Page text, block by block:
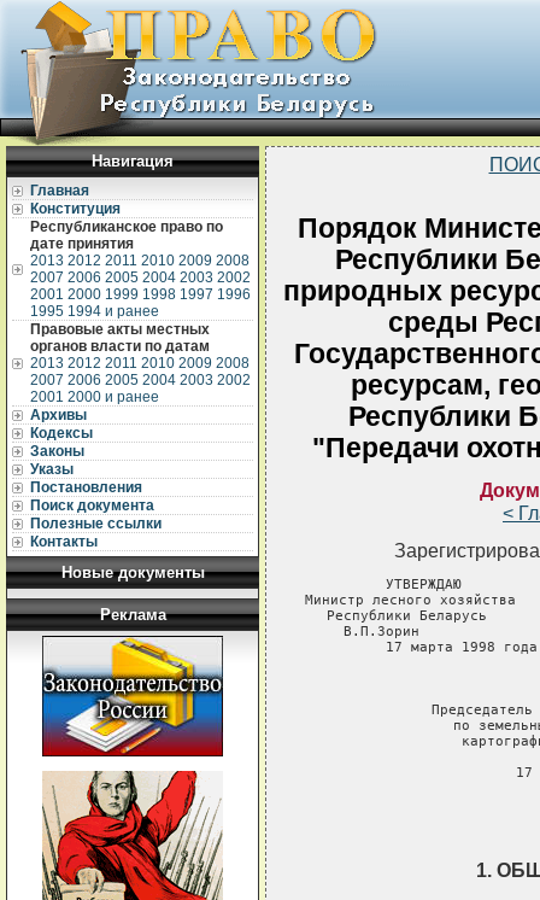
Навигация
Главная
Конституция
Республиканское право по
дате принятия
2013 2012 2011 2010 2009 2008
2007 2006 2005 2004 2003 2002
2001 2000 1999 1998 1997 1996
1995 1994 и ранее
Правовые акты местных
органов власти по датам
2013 2012 2011 2010 2009 2008
2007 2006 2005 2004 2003 2002
2001 2000 и ранее
Архивы
Кодексы
Законы
Указы
Постановления
Поиск документа
Полезные ссылки
Контакты
Новые документы
Реклама
Порядок
Республики
природных
среды
ресурсам,
Республики
"Передачи
<
УТВЕРЖДАЮ
Министр лесного
Республики Беларусь
В.П.Зорин
17 марта 1998
по
17
1.